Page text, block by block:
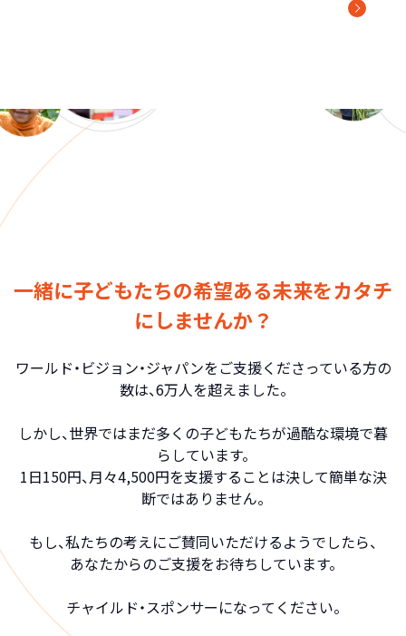
一緒に子どもたちの希望ある未来をカタチ
にしませんか？
ワールド・ビジョン・ジャパンをご支援くださっている方の
数は、6万人を超えました。
しかし、世界ではまだ多くの子どもたちが過酷な環境で暮
らしています。
1日150円、月々4,500円を支援することは決して簡単な決
断ではありません。
もし、私たちの考えにご賛同いただけるようでしたら、
あなたからのご支援をお待ちしています。
チャイルド・スポンサーになってください。